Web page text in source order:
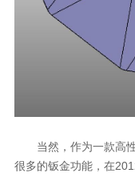
当然，作为一款高
很多的钣金功能，在